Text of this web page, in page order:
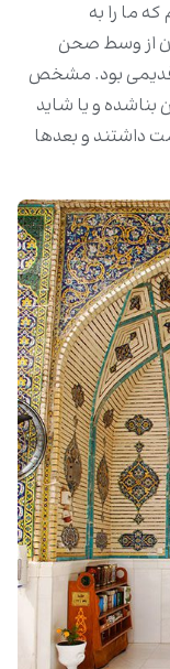
ما را به
از وسط صحن
قدیمی بود. مشخص
و یا شاید
داشتند و بعدها